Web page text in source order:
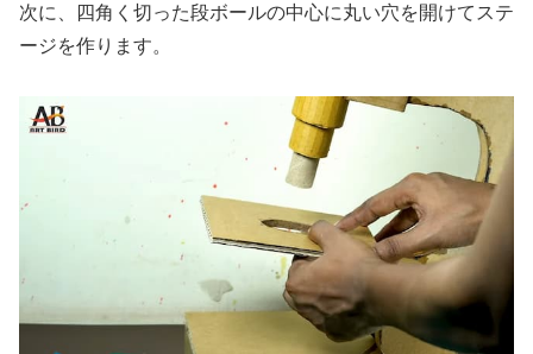
次に、四角く切った段ボールの中心に丸い穴を開けてステ
ージを作ります。